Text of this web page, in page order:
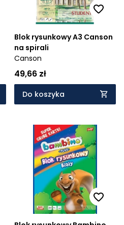
Blok rysunkowy A3 Canson
na spirali
Canson
49,66 zł
Do koszyka